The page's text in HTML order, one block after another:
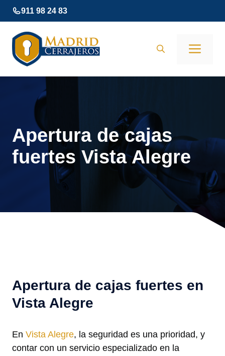
Saltar
al
contenido
911 98 24 83
Apertura de cajas
fuertes Vista Alegre
Apertura de cajas fuertes en
Vista Alegre
En Vista Alegre, la seguridad es una prioridad, y
contar con un servicio especializado en la